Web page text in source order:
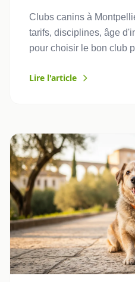
Clubs canins à
tarifs, disciplines, âge
pour choisir le bon club
Lire l'article